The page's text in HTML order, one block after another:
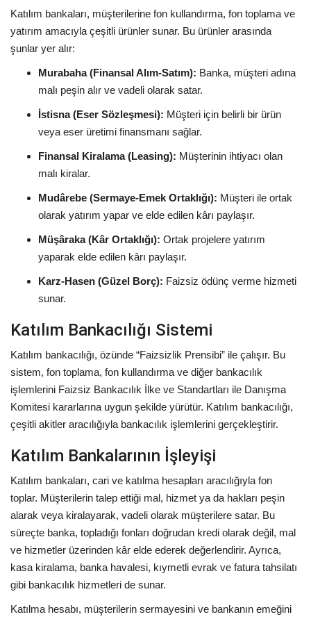
Katılım bankaları, müşterilerine fon kullandırma, fon toplama ve
yatırım amacıyla çeşitli ürünler sunar. Bu ürünler arasında
şunlar yer alır:
Murabaha (Finansal Alım-Satım): Banka, müşteri adına
malı peşin alır ve vadeli olarak satar.
İstisna (Eser Sözleşmesi): Müşteri için belirli bir ürün
veya eser üretimi finansmanı sağlar.
Finansal Kiralama (Leasing): Müşterinin ihtiyacı olan
malı kiralar.
Mudârebe (Sermaye-Emek Ortaklığı): Müşteri ile ortak
olarak yatırım yapar ve elde edilen kârı paylaşır.
Müşâraka (Kâr Ortaklığı): Ortak projelere yatırım
yaparak elde edilen kârı paylaşır.
Karz-Hasen (Güzel Borç): Faizsiz ödünç verme hizmeti
sunar.
Katılım Bankacılığı Sistemi
Katılım bankacılığı, özünde “Faizsizlik Prensibi” ile çalışır. Bu
sistem, fon toplama, fon kullandırma ve diğer bankacılık
işlemlerini Faizsiz Bankacılık İlke ve Standartları ile Danışma
Komitesi kararlarına uygun şekilde yürütür. Katılım bankacılığı,
çeşitli akitler aracılığıyla bankacılık işlemlerini gerçekleştirir.
Katılım Bankalarının İşleyişi
Katılım bankaları, cari ve katılma hesapları aracılığıyla fon
toplar. Müşterilerin talep ettiği mal, hizmet ya da hakları peşin
alarak veya kiralayarak, vadeli olarak müşterilere satar. Bu
süreçte banka, topladığı fonları doğrudan kredi olarak değil, mal
ve hizmetler üzerinden kâr elde ederek değerlendirir. Ayrıca,
kasa kiralama, banka havalesi, kıymetli evrak ve fatura tahsilatı
gibi bankacılık hizmetleri de sunar.
Katılma hesabı, müşterilerin sermayesini ve bankanın emeğini